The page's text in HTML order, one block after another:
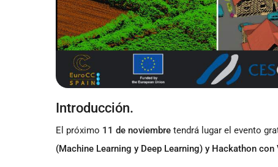
Introducción.
El próximo 11 de noviembretendrá lugar el evento
(Machine Learning y Deep Learning) y Hackathon con